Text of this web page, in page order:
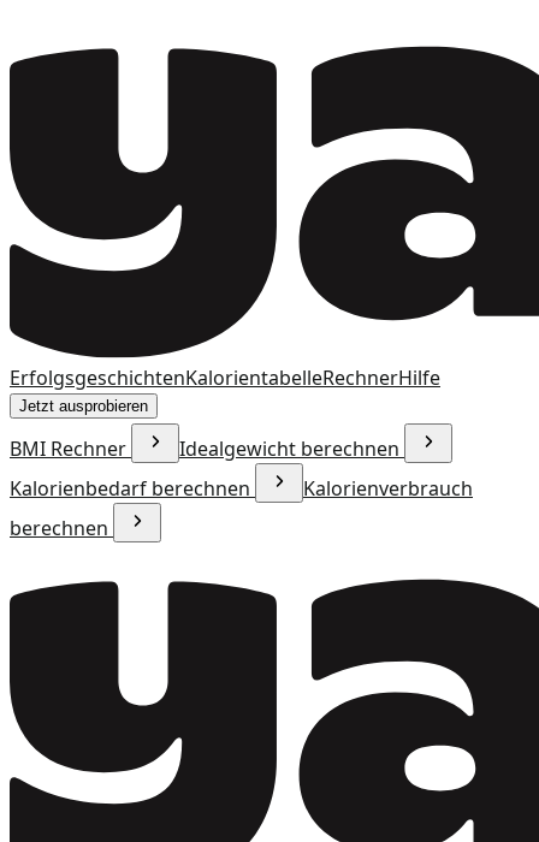
ErfolgsgeschichtenKalorientabelleRechnerHilfe
Jetzt ausprobieren
BMI Rechner
Idealgewicht berechnen
Kalorienbedarf berechnen
Kalorienverbrauch
berechnen